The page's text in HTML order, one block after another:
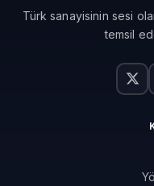
Türk sanayisinin sesi
temsil